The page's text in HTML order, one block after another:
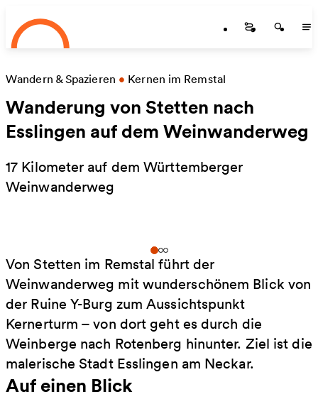
Zum Hauptinhalt springen
Startseite
Wandern & Spazieren • Kernen im Remstal
Wanderung von Stetten nach
Esslingen auf dem Weinwanderweg
17 Kilometer auf dem Württemberger
Weinwanderweg
Von Stetten im Remstal führt der
Weinwanderweg mit wunderschönem Blick von
der Ruine Y-Burg zum Aussichtspunkt
Kernerturm – von dort geht es durch die
Weinberge nach Rotenberg hinunter. Ziel ist die
malerische Stadt Esslingen am Neckar.
Auf einen Blick